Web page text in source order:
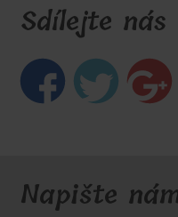
Sdílejte nás
Napište